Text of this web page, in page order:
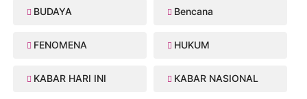
BUDAYA Bencana
FENOMENA HUKUM
KABAR HARI INI KABAR NASIONAL